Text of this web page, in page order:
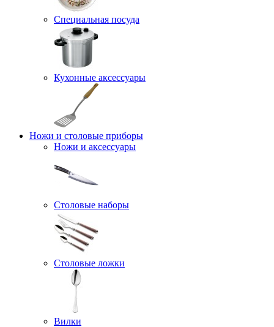
Специальная посуда
Кухонные аксессуары
Ножи и столовые приборы
Ножи и аксессуары
Столовые наборы
Столовые ложки
Вилки